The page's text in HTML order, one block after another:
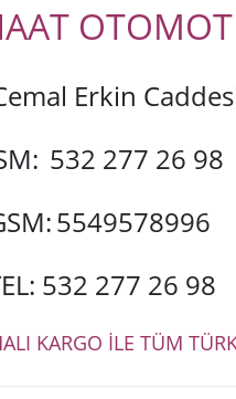
Erkin
532 277 26 98
5549578996
532 277 26 98
KARGO İLE TÜM